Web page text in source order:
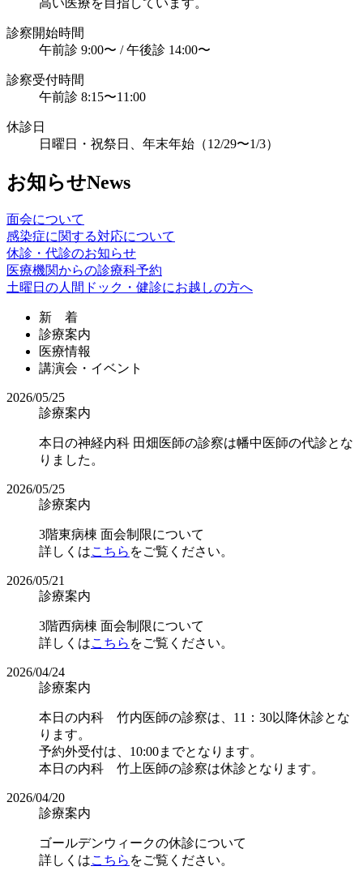
診察開始時間
午前診 9:00〜 /午後診 14:00〜
診察受付時間
午前診 8:15〜11:00
休診日
日曜日・祝祭日、 年末年始（12/29〜1/3）
お知らせNews
面会について
感染症に関する対応について
休診・代診のお知らせ
医療機関からの診療科予約
土曜日の人間ドック・ 健診にお越しの方へ
新 着
診療案内
医療情報
講演会・イベント
2026/05/25
診療案内
本日の神経内科 田畑医師の診察は幡中医師の代診とな
りました。
2026/05/25
診療案内
3階東病棟 面会制限について
詳しくはこちら をご覧ください。
2026/05/21
診療案内
3階西病棟 面会制限について
詳しくはこちら をご覧ください。
2026/04/24
診療案内
本日の内科 竹内医師の診察は、11：30以降休診とな
ります。
予約外受付は、10:00までとなります。
本日の内科 竹上医師の診察は休診となります。
2026/04/20
診療案内
ゴールデンウィークの休診について
詳しくはこちら をご覧ください。